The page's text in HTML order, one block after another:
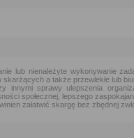
lub nienależyte wykonywanie
a także przewlekłe lub
innymi sprawy ulepszenia
społecznej, lepszego
załatwić skargę bez zbędnej